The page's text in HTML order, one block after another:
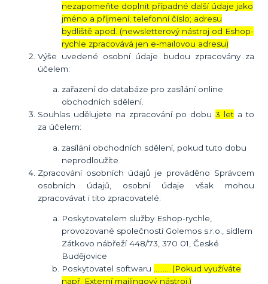
nezapomeňte doplnit případné další údaje jako
jméno a příjmení; telefonní číslo; adresu
bydliště apod. (newsletterový nástroj od Eshop-
rychle zpracovává jen e-mailovou adresu)
Výše uvedené osobní údaje budou zpracovány za
účelem:
zařazení do databáze pro zasílání online
obchodních sdělení.
Souhlas udělujete na zpracování po dobu 3 leta to
za účelem:
zasílání obchodních sdělení, pokud tuto dobu
neprodloužíte
Zpracování osobních údajů je prováděno Správcem
osobních údajů, osobní údaje však mohou
zpracovávat i tito zpracovatelé:
Poskytovatelem služby Eshop-rychle,
provozované společností Golemos s.r.o., sídlem
Zátkovo nábřeží 448/73, 370 01, České
Budějovice
Poskytovatel softwaru
……… (Pokud využíváte
např. Externí mailingový nástroj.)